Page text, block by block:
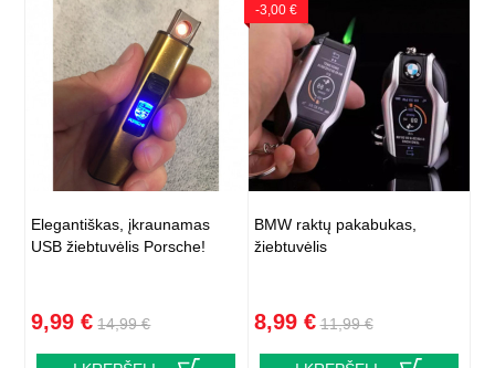
Elegantiškas, įkraunamas
USB žiebtuvėlis Porsche!
9,99 € 14,99 €
-3,00 €
BMW raktų pakabukas,
žiebtuvėlis
8,99 € 11,99 €